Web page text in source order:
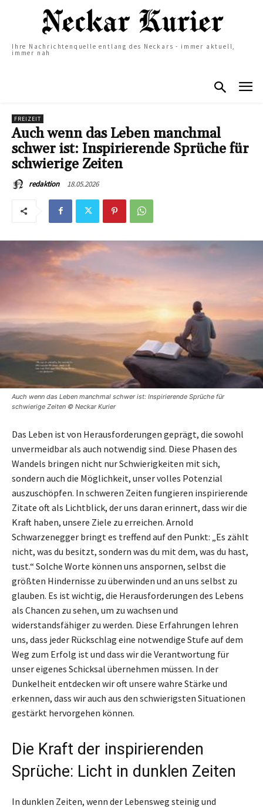
Ihre Nachrichtenquelle entlang des Neckars - immer aktuell,
immer nah
FREIZEIT
Auch wenn das Leben manchmal
schwer ist: Inspirierende Sprüche für
schwierige Zeiten
redaktion 18.05.2026
Auch wenn das Leben manchmal schwer ist: Inspirierende Sprüche für
schwierige Zeiten © Neckar Kurier
Das Leben ist von Herausforderungen geprägt, die sowohl
unvermeidbar als auch notwendig sind. Diese Phasen des
Wandels bringen nicht nur Schwierigkeiten mit sich,
sondern auch die Möglichkeit, unser volles Potenzial
auszuschöpfen. In schweren Zeiten fungieren inspirierende
Zitate oft als Lichtblick, der uns daran erinnert, dass wir die
Kraft haben, unsere Ziele zu erreichen. Arnold
Schwarzenegger bringt es treffend auf den Punkt: „Es zählt
nicht, was du besitzt, sondern was du mit dem, was du hast,
tust.“ Solche Worte können uns anspornen, selbst die
größten Hindernisse zu überwinden und an uns selbst zu
glauben. Es ist wichtig, die Herausforderungen des Lebens
als Chancen zu sehen, um zu wachsen und
widerstandsfähiger zu werden. Diese Erfahrungen lehren
uns, dass jeder Rückschlag eine notwendige Stufe auf dem
Weg zum Erfolg ist und dass wir die Verantwortung für
unser eigenes Schicksal übernehmen müssen. In der
Dunkelheit entdecken wir oft unsere wahre Stärke und
erkennen, dass wir auch aus den schwierigsten Situationen
gestärkt hervorgehen können.
Die Kraft der inspirierenden
Sprüche: Licht in dunklen Zeiten
In dunklen Zeiten, wenn der Lebensweg steinig und